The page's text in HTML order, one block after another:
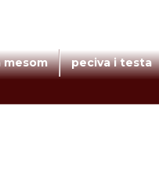
mesom peciva i testa